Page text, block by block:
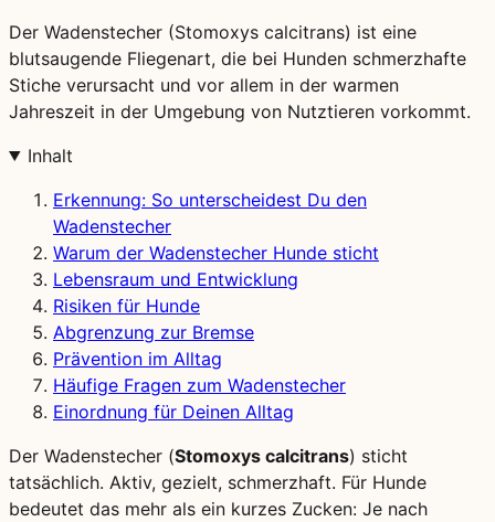
Der Wadenstecher (Stomoxys calcitrans) ist eine
blutsaugende Fliegenart, die bei Hunden schmerzhafte
Stiche verursacht und vor allem in der warmen
Jahreszeit in der Umgebung von Nutztieren vorkommt.
Inhalt
Erkennung: So unterscheidest Du den
Wadenstecher
Warum der Wadenstecher Hunde sticht
Lebensraum und Entwicklung
Risiken für Hunde
Abgrenzung zur Bremse
Prävention im Alltag
Häufige Fragen zum Wadenstecher
Einordnung für Deinen Alltag
Der Wadenstecher (Stomoxys calcitrans) sticht
tatsächlich. Aktiv, gezielt, schmerzhaft. Für Hunde
bedeutet das mehr als ein kurzes Zucken: Je nach